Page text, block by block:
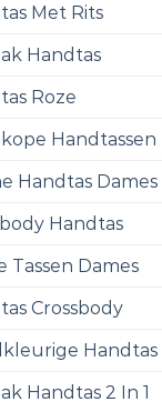
Met Rits
Handtas
Roze
Handtassen
Handtas Dames
Handtas
Tassen Dames
Crossbody
Handtas
Handtas 2 In 1